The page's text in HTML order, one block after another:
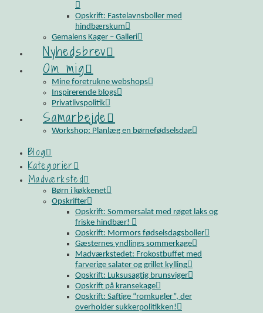
Opskrift: Fastelavnsboller med
hindbærskum
Gemalens Kager – Galleri
Nyhedsbrev
Om mig
Mine foretrukne webshops
Inspirerende blogs
Privatlivspolitik
Samarbejde
Workshop: Planlæg en børnefødselsdag
Blog
Kategorier
Madværksted
Børn i køkkenet
Opskrifter
Opskrift: Sommersalat med røget laks og
friske hindbær!
Opskrift: Mormors fødselsdagsboller
Gæsternes yndlings sommerkage
Madværkstedet: Frokostbuffet med
farverige salater og grillet kylling
Opskrift: Luksusagtig brunsviger
Opskrift på kransekage
Opskrift: Saftige “romkugler”, der
overholder sukkerpolitikken!